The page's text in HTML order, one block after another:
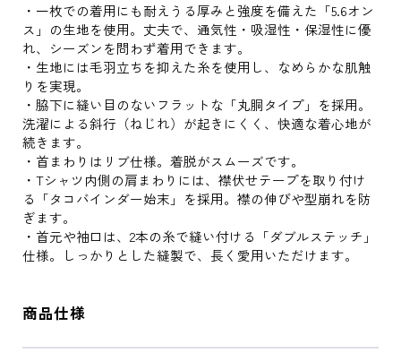
・一枚での着用にも耐えうる厚みと強度を備えた「5.6オン
ス」の生地を使用。丈夫で、通気性・吸湿性・保湿性に優
れ、シーズンを問わず着用できます。
・生地には毛羽立ちを抑えた糸を使用し、なめらかな肌触
りを実現。
・脇下に縫い目のないフラットな「丸胴タイプ」を採用。
洗濯による斜行（ねじれ）が起きにくく、快適な着心地が
続きます。
・首まわりはリブ仕様。着脱がスムーズです。
・Tシャツ内側の肩まわりには、襟伏せテープを取り付け
る「タコバインダー始末」を採用。襟の伸びや型崩れを防
ぎます。
・首元や袖口は、2本の糸で縫い付ける「ダブルステッチ」
仕様。しっかりとした縫製で、長く愛用いただけます。
商品仕様